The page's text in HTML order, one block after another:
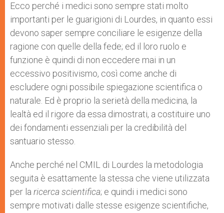
Ecco perché i medici sono sempre stati molto
importanti per le guarigioni di Lourdes, in quanto essi
devono saper sempre conciliare le esigenze della
ragione con quelle della fede; ed il loro ruolo e
funzione è quindi di non eccedere mai in un
eccessivo positivismo, così come anche di
escludere ogni possibile spiegazione scientifica o
naturale. Ed è proprio la serietà della medicina, la
lealtà ed il rigore da essa dimostrati, a costituire uno
dei fondamenti essenziali per la credibilità del
santuario stesso.
Anche perché nel CMIL di Lourdes la metodologia
seguita è esattamente la stessa che viene utilizzata
per la ricerca scientifica; e quindi i medici sono
sempre motivati dalle stesse esigenze scientifiche,